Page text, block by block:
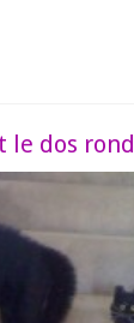
le dos rond